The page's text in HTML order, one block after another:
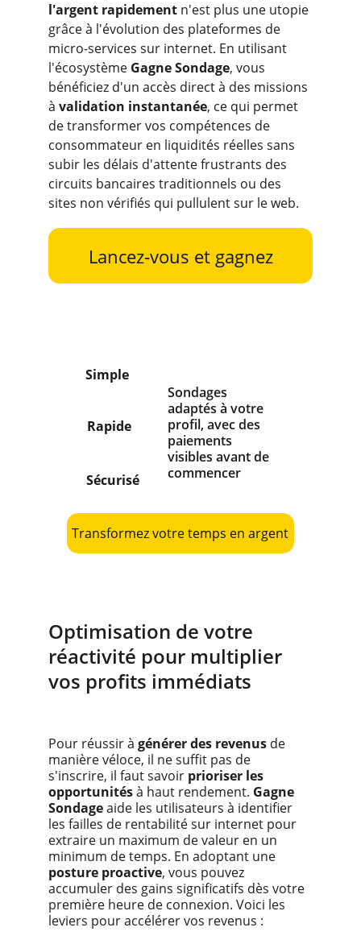
l'argent rapidement n'est plus une utopie
grâce à l'évolution des plateformes de
micro-services sur internet. En utilisant
l'écosystème Gagne Sondage, vous
bénéficiez d'un accès direct à des missions
à validation instantanée, ce qui permet
de transformer vos compétences de
consommateur en liquidités réelles sans
subir les délais d'attente frustrants des
circuits bancaires traditionnels ou des
sites non vérifiés qui pullulent sur le web.
Lancez-vous et gagnez
Simple
Sécurisé
Rapide
Sondages
adaptés à votre
profil, avec des
paiements
visibles avant de
commencer
Transformez votre temps en argent
Optimisation de votre
réactivité pour multiplier
vos profits immédiats
Pour réussir à générer des revenus de
manière véloce, il ne suffit pas de
s'inscrire, il faut savoir prioriser les
opportunités à haut rendement. Gagne
Sondage aide les utilisateurs à identifier
les failles de rentabilité sur internet pour
extraire un maximum de valeur en un
minimum de temps. En adoptant une
posture proactive, vous pouvez
accumuler des gains significatifs dès votre
première heure de connexion. Voici les
leviers pour accélérer vos revenus :